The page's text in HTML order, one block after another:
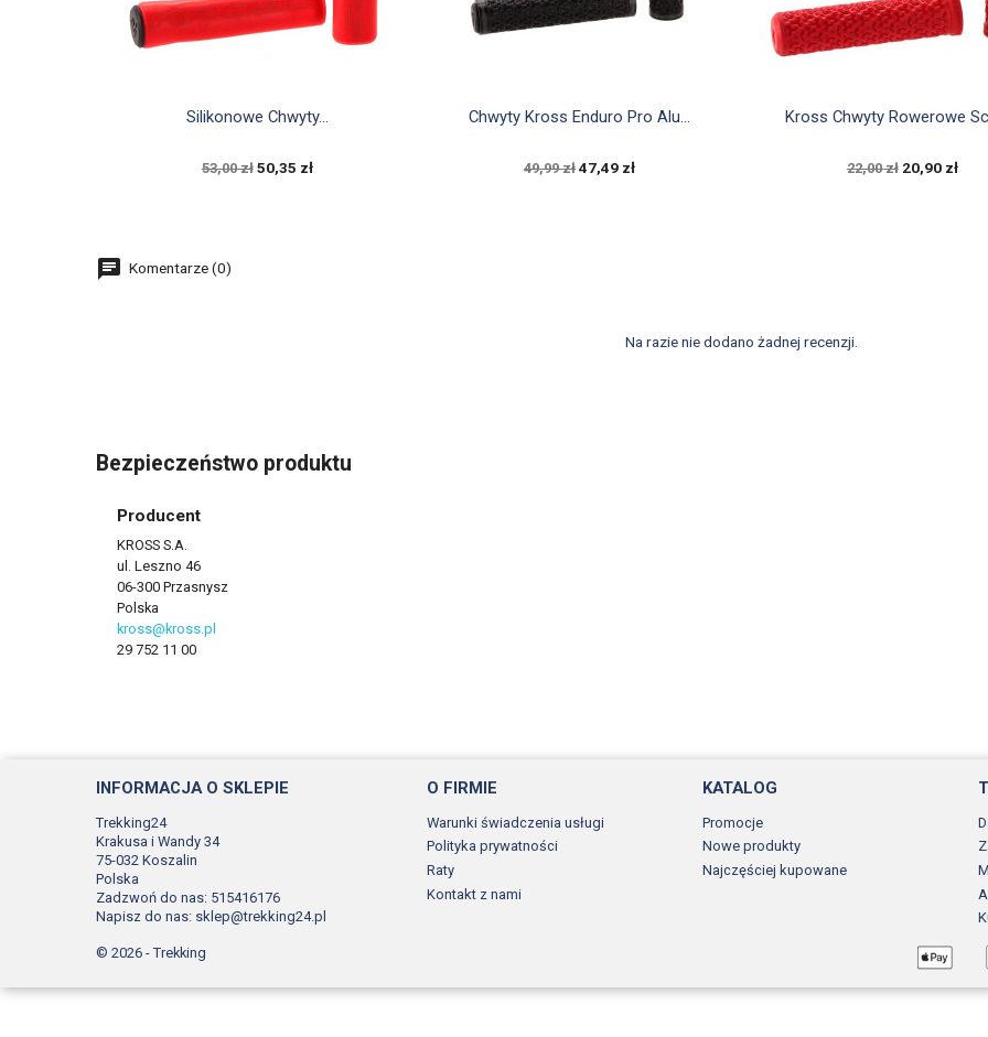
Szybki podgląd
Silikonowe Chwyty...
53,00 zł 50,35 zł
Szybki podgląd
Chwyty Kross Enduro Pro Alu...
49,99 zł 47,49 zł
Szybki podgląd
Kross Chwyty Rowerowe
22,00 zł 20,90 zł
Komentarze (0)
Na razie nie dodano żadnej recenzji.
Bezpieczeństwo produktu
Producent
KROSS S.A.
ul. Leszno 46
06-300 Przasnysz
Polska
kross@kross.pl
29 752 11 00
INFORMACJA O SKLEPIE
Trekking24
Krakusa i Wandy 34
75-032 Koszalin
Polska
Zadzwoń do nas: 515416176
Napisz do nas: sklep@trekking24.pl
O FIRMIE
Warunki świadczenia usługi
Polityka prywatności
Raty
Kontakt z nami
KATALOG
Promocje
Nowe produkty
Najczęściej kupowane
© 2026 - Trekking